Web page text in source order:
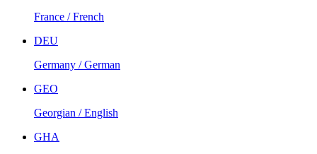
France / French
DEU
Germany / German
GEO
Georgian / English
GHA